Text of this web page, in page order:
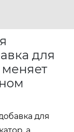
для
для
а